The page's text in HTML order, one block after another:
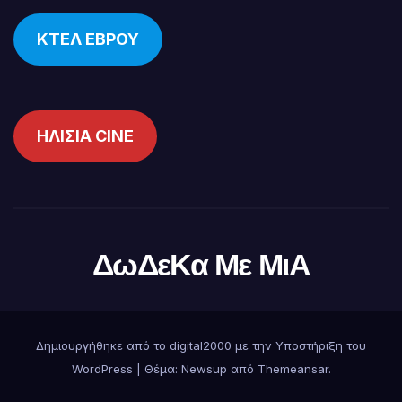
ΚΤΕΛ ΕΒΡΟΥ
ΗΛΙΣΙΑ CINE
ΔωΔεΚα Με ΜιΑ
Δημιουργήθηκε από το digital2000 με την Υποστήριξη του
WordPress
Θέμα: Newsup από Themeansar.